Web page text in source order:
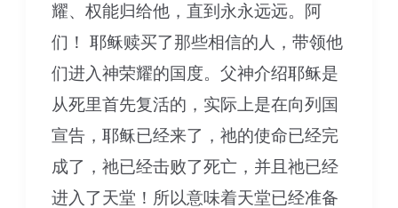
耀、权能归给他，直到永永远远。阿
们！ 耶稣赎买了那些相信的人，带领他
们进入神荣耀的国度。父神介绍耶稣是
从死里首先复活的，实际上是在向列国
宣告，耶稣已经来了，祂的使命已经完
成了，祂已经击败了死亡，并且祂已经
进入了天堂！所以意味着天堂已经准备